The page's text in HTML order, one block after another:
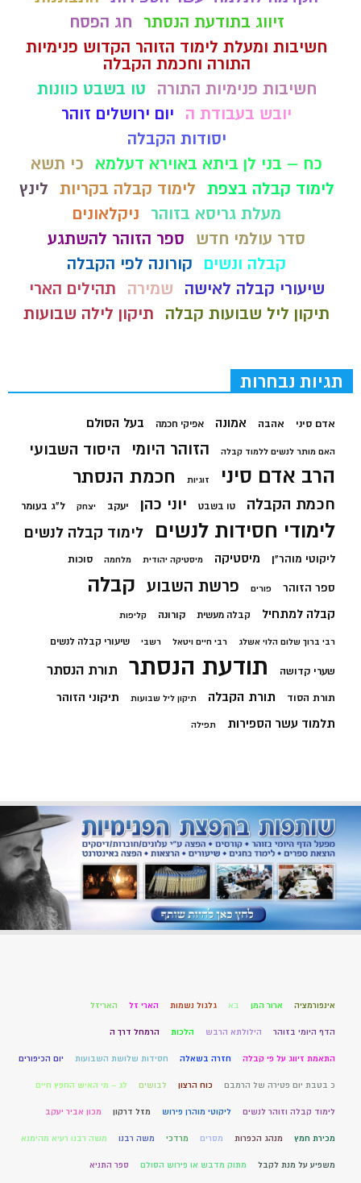
זיווג בתודעת הנסתר
חג הפסח
חשיבות ומעלת לימוד הזוהר הקדוש פנימיות
התורה וחכמת הקבלה
חשיבות פנימיות התורה
טו בשבט כוונות
יובש בעבודת ה
יום ירושלים זוהר
יסודות הקבלה
כח – בני לן ביתא באוירא דעלמא
כי תשא
לימוד קבלה בצפת לימוד קבלה בקריות לינץ
מעלת גריסא בזוהר
ניקלאונים
סדר עולמי חדש
ספר הזוהר להשתגע
קבלה ונשים
קורונה לפי הקבלה
שיעורי קבלה לאישה
שמירה
תהילים הארי
תיקון ליל שבועות קבלה
תיקון לילה שבועות
תגיות נבחרות
אדם סיני אהבה אמונה אפיקי חכמה בעל הסולם
האם מותר לנשים ללמוד קבלה הזוהר היומי היסוד השבועי
הרב אדם סיני זוגיות חכמת הנסתר
חכמת הקבלה טו בשבט יוני כהן יעקב יצחק ל"ג בעומר
לימודי חסידות לנשים לימוד קבלה לנשים
ליקוטי מוהר"ן מיסטיקה מיסטיקה יהודית מלחמה סוכות
ספר הזוהר פורים פרשת השבוע קבלה
קבלה למתחיל קבלה מעשית קורונה קליפות
רבי ברוך שלום הלוי אשלג רבי חיים ויטאל רשבי שיעורי קבלה לנשים
שערי קדושה תודעת הנסתר תורת הנסתר
תורת הסוד תורת הקבלה תיקון ליל שבועות תיקוני הזוהר
תלמוד עשר הספירות תפילה
אינפורמציה ארור המן בא גלגול נשמות הארי זל האריזל
הדף היומי בזוהר הילולתא הרבש הלכות הרמחל דרך ה
התאמת זיווג על פי קבלה חזרה בשאלה חסידות שלושת השבועות יום הכיפורים
כ בטבת יום פטירה של הרמבם כוח הרצון לבושים לג – מי האיש החפץ חיים
לימוד קבלה וזוהר לנשים ליקוטי מוהרן פירוש מזל דרקון מכון אביר יעקב
מכירת חמץ מנהג הכפרות מסרים מרדכי משה רבנו משה רבנו רעיא מהימנא
משפיע על מנת לקבל מתוק מדבש או פירוש הסולם ספר התניא